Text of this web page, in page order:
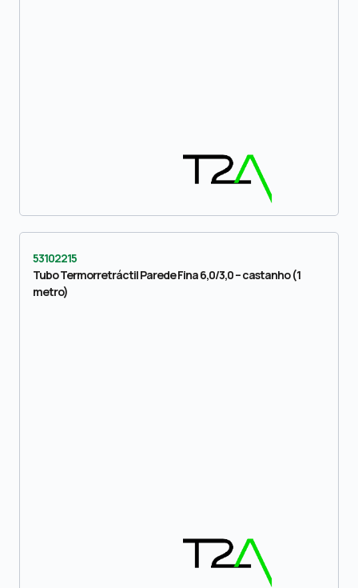
53102215
Tubo Termorretráctil Parede Fina 6,0/3,0 – castanho (1
metro)